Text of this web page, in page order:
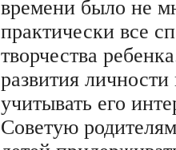
времени было не
практически все
творчества
развития
учитывать его
Советую